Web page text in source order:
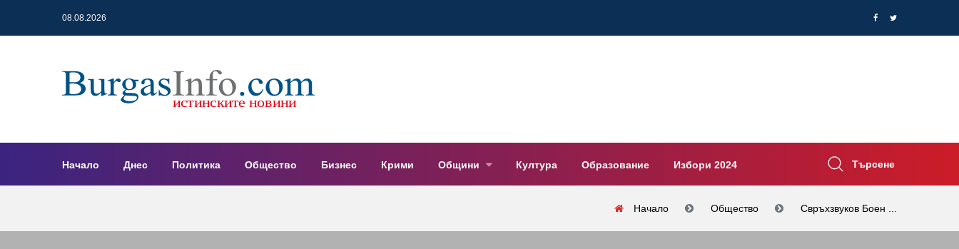
08.08.2026
Начало Днес Политика Общество Бизнес Крими Общини Култура Образование Избори 2024 Търсене
Начало Общество Свръхзвуков Боен ...